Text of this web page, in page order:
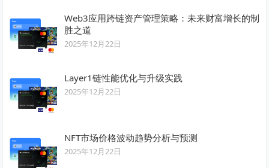
Web3应用跨链资产管理策略：未来财富增长的制
胜之道
2025年12月22日
Layer1链性能优化与升级实践
2025年12月22日
NFT市场价格波动趋势分析与预测
2025年12月22日